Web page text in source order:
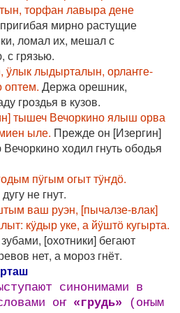
торфан лавыра дене
мирно растущие
ломал их, мешал с
грязью.
ӱлык лыдырталын, орлаҥге-
Держа орешник,
гроздья в кузов.
тышеч Вечоркино ялыш орва
ыле. Прежде он [Изергин]
ходил гнуть ободья
пӱгым огыт тӱҥдӧ.
не гнут.
ваш руэн, [пычалзе-влак]
кӱдыр уке, а йӱштӧ кугырта.
[охотники] бегают
нет, а мороз гнёт.
синонимами в
оҥ «грудь» (оҥым